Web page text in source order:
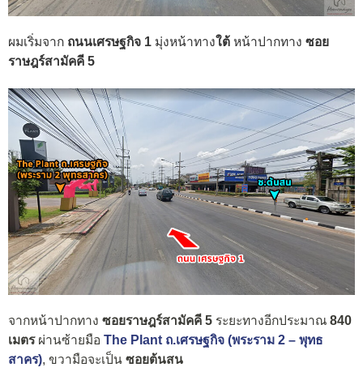
ผมเริ่มจาก ถนนเศรษฐกิจ 1 มุ่งหน้าทางใต้ หน้าปากทาง ซอย
ราษฎร์สามัคคี 5
จากหน้าปากทาง ซอยราษฎร์สามัคคี 5 ระยะทางอีกประมาณ 840
เมตรผ่านซ้ายมือ The Plant ถ.เศรษฐกิจ (พระราม 2 – พุทธ
สาคร), ขวามือจะเป็น ซอยต้นสน